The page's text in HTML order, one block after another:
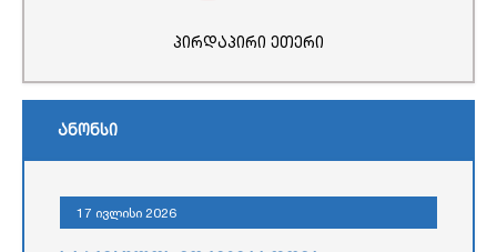
პირდაპირი ეთერი
ანონსი
17 ივლისი 2026